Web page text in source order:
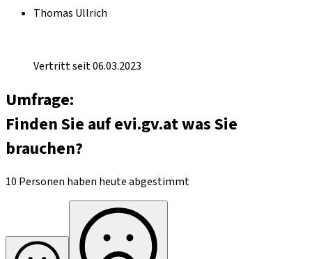
Thomas Ullrich
Vertritt seit 06.03.2023
Umfrage:
Finden Sie auf evi.gv.at was Sie
brauchen?
10 Personen haben heute abgestimmt